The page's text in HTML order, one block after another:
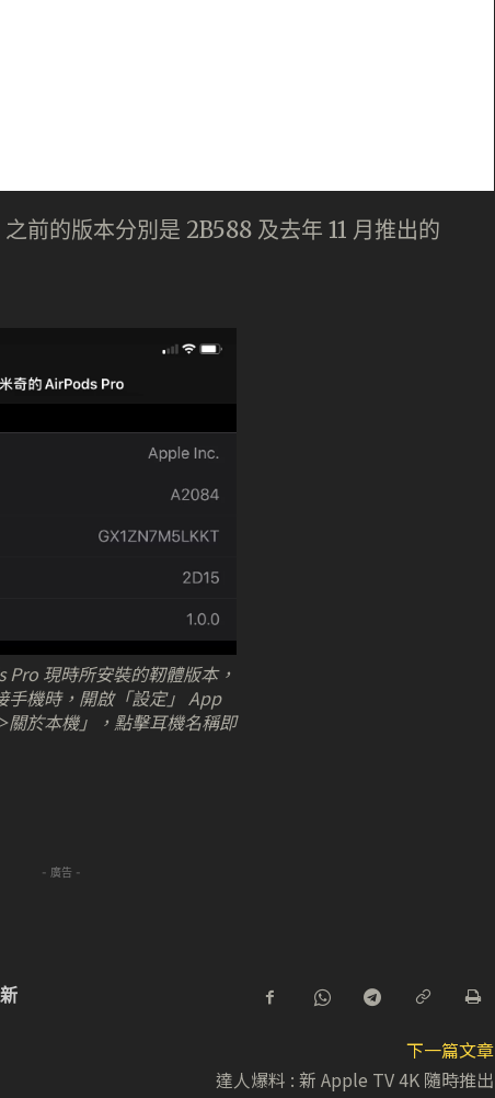
前的版本分別是 2B588 及去年 11 月推出的
Pro 現時所安裝的靭體版本，
手機時，開啟「設定」 App
關於本機」，點擊耳機名稱即
- 廣告 -
下一篇文章
達人爆料 : 新 Apple TV 4K 隨時推出